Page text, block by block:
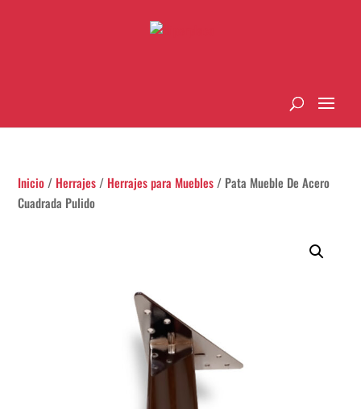
Inicio / Herrajes / Herrajes para Muebles / Pata Mueble De Acero
Cuadrada Pulido